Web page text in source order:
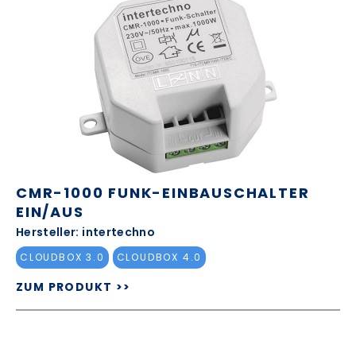
CMR-1000 FUNK-EINBAUSCHALTER
EIN/AUS
Hersteller: intertechno
CLOUDBOX 3.0 CLOUDBOX 4.0
ZUM PRODUKT >>